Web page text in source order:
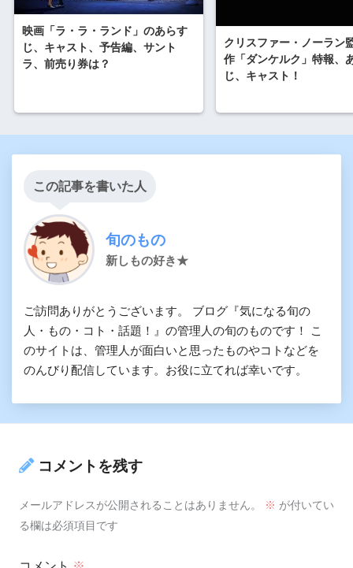
映画「ラ・ラ・ランド」のあらす
じ、キャスト、予告編、サント
ラ、前売り券は？
クリスファー・ノーラン
作「ダンケルク」特報、
じ、キャスト！
この記事を書いた人
旬のもの
新しもの好き★
ご訪問ありがとうございます。 ブログ『気になる旬の
人・もの・コト・話題！』の管理人の旬のものです！ こ
のサイトは、管理人が面白いと思ったものやコトなどを
のんびり配信しています。お役に立てれば幸いです。
コメントを残す
メールアドレスが公開されることはありません。 ※ が付いてい
る欄は必須項目です